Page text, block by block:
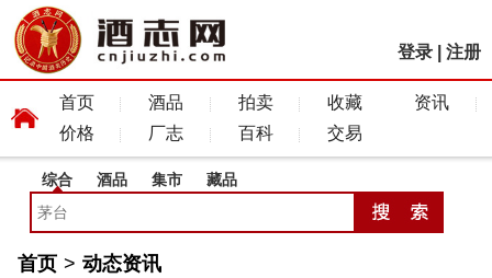
登录 注册
首页 酒品 拍卖 收藏
资讯
价格
厂志 百科 交易
综合 酒品 集市 藏品
首页 > 动态资讯